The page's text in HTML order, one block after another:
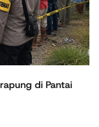
di Pantai